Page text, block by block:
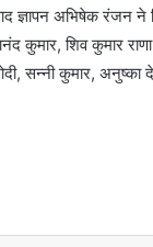
ज्ञापन अभिषेक रंजन ने
कुमार, शिव कुमार
सन्नी कुमार, अनुष्का